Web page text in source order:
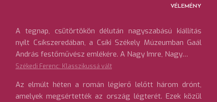
VÉLEMÉNY
A tegnap, csütörtökön délután nagyszabású kiállítás
nyílt Csíkszeredában, a Csíki Székely Múzeumban Gaál
András festőművész emlékére. A Nagy Imre, Nagy…
Székedi Ferenc: Klasszikussá vált
Az elmúlt héten a román légierő lelőtt három drónt,
amelyek megsértették az ország légterét. Ezek közül